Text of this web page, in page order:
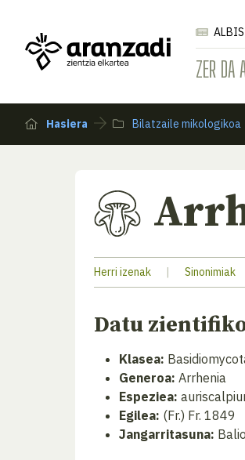
ZER DA
Hasiera Bilatzaile mikologikoa
Herri izenak | Sinonimiak
Datu
Klasea:
Generoa: Arrhenia
Espeziea:
Egilea: (Fr.) Fr. 1849
Jangarritasuna: